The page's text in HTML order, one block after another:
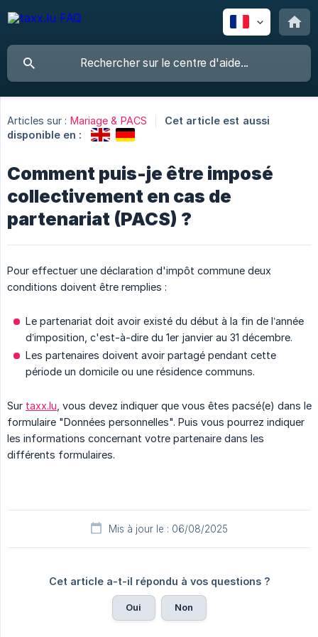
Articles sur : Mariage & PACS
Cet article est aussi
disponible en :
Comment puis-je être imposé
collectivement en cas de
partenariat (PACS) ?
Pour effectuer une déclaration d'impôt commune deux
conditions doivent être remplies :
Le partenariat doit avoir existé du début à la fin de l’année
d’imposition, c'est-à-dire du 1er janvier au 31 décembre.
Les partenaires doivent avoir partagé pendant cette
période un domicile ou une résidence communs.
Sur taxx.lu , vous devez indiquer que vous êtes pacsé(e) dans le
formulaire "Données personnelles". Puis vous pourrez indiquer
les informations concernant votre partenaire dans les
différents formulaires.
Mis à jour le : 06/08/2025
Cet article a-t-il répondu à vos questions ?
Oui Non